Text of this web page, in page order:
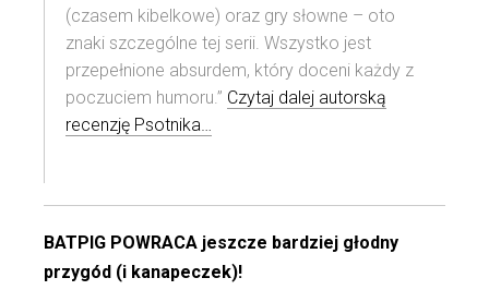
(czasem kibelkowe) oraz gry słowne – oto
znaki szczególne tej serii. Wszystko jest
przepełnione absurdem, który doceni każdy z
poczuciem humoru.” Czytaj dalej autorską
recenzję Psotnika…
BATPIG POWRACA jeszcze bardziej głodny
przygód (i kanapeczek)!